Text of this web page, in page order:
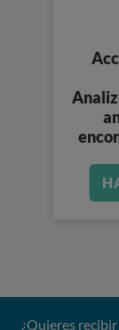
¿Quieres